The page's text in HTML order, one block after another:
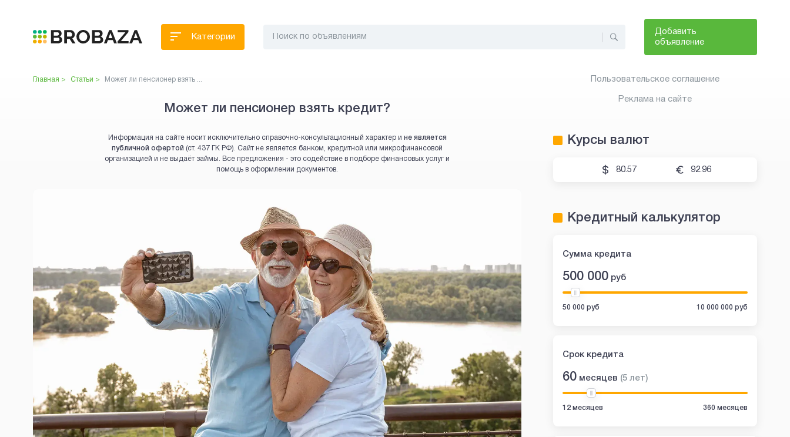
Добавить
объявление
Категории
Главная > Статьи > Может ли пенсионер взять ...
Может ли пенсионер взять кредит?
Информация на сайте носит исключительно справочно-консультационный характер и не является
публичной офертой (ст. 437 ГК РФ). Сайт не является банком, кредитной или микрофинансовой
организацией и не выдаёт займы. Все предложения - это содействие в подборе финансовых услуг и
помощь в оформлении документов.
Пользовательское соглашение
Реклама на сайте
Курсы валют
80.57 92.96
Кредитный калькулятор
Сумма кредита
500 000 руб
50 000 руб 10 000 000 руб
Срок кредита
60 месяцев (5 лет)
12 месяцев 360 месяцев